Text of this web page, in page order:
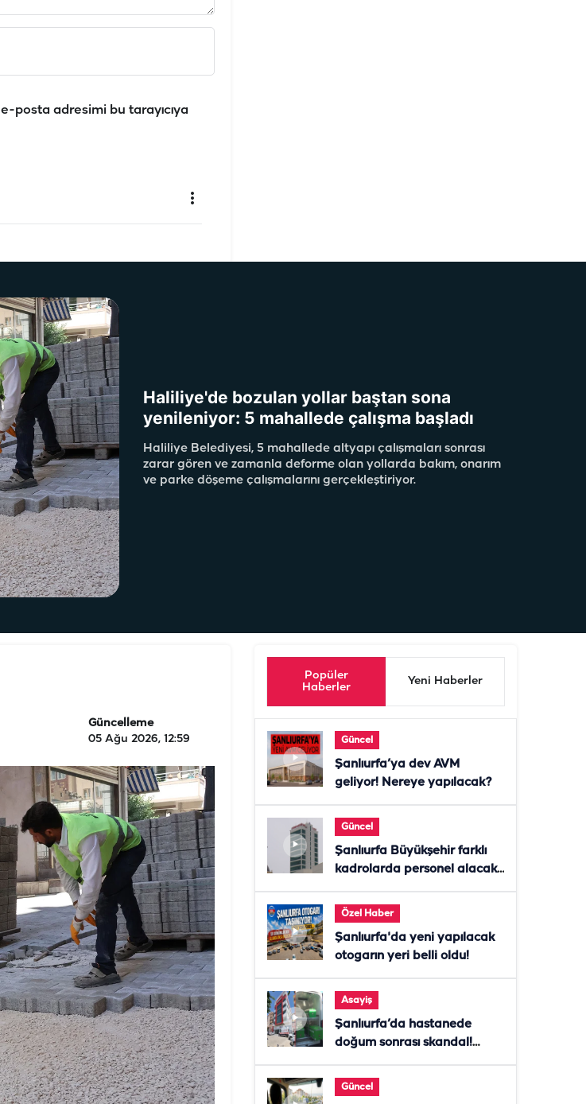
posta adresimi bu tarayıcıya
Haliliye'de bozulan yollar baştan sona
yenileniyor: 5 mahallede çalışma başladı
Haliliye Belediyesi, 5 mahallede altyapı çalışmaları sonrası
zarar gören ve zamanla deforme olan yollarda bakım, onarım
ve parke döşeme çalışmalarını gerçekleştiriyor.
Güncelleme
05 Ağu 2026, 12:59
Popüler
Haberler
Yeni Haberler
Güncel
Şanlıurfa’ya dev AVM
geliyor! Nereye yapılacak?
Güncel
Şanlıurfa Büyükşehir farklı
kadrolarda personel alacak!
Özel Haber
Şanlıurfa'da yeni yapılacak
otogarın yeri belli oldu!
Asayiş
Şanlıurfa’da hastanede
doğum sonrası skandal!
Güncel